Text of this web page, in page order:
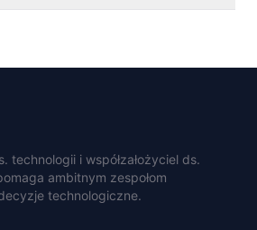
technologii i współzałożyciel ds.
ambitnym zespołom
technologiczne.